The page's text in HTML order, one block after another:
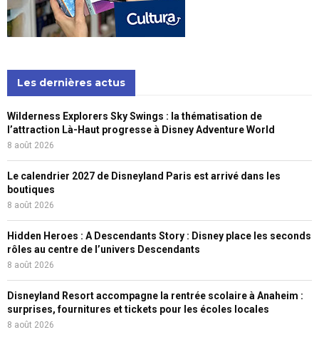
Les dernières actus
Wilderness Explorers Sky Swings : la thématisation de
l’attraction Là-Haut progresse à Disney Adventure World
8 août 2026
Le calendrier 2027 de Disneyland Paris est arrivé dans les
boutiques
8 août 2026
Hidden Heroes : A Descendants Story : Disney place les seconds
rôles au centre de l’univers Descendants
8 août 2026
Disneyland Resort accompagne la rentrée scolaire à Anaheim :
surprises, fournitures et tickets pour les écoles locales
8 août 2026